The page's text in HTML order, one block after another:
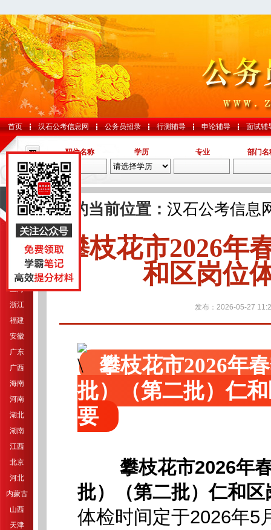
首页 汉石公考信息网 公务员招录 行测辅导 申论辅导 面试辅
职位名称 学历 专业 部门名
导航
江苏
上海
浙江
福建
安徽
广东
广西
海南
河南
湖北
湖南
江西
北京
河北
内蒙古
山西
天津
您的当前位置： 汉石公考信息
攀枝花市2026年
和区岗位
发布：2026-05-27
攀枝花市2026年
批）（第二批）仁
要
攀枝花市2026年
批）（第二批）仁和
体检时间定于2026年5